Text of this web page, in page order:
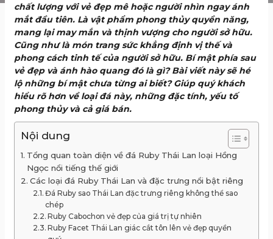
chất lượng với vẻ đẹp mê hoặc người nhìn ngay ánh
mắt đầu tiên. Là vật phẩm phong thủy quyền năng,
mang lại may mắn và thịnh vượng cho người sở hữu.
Cũng như là món trang sức khẳng định vị thế và
phong cách tinh tế của người sở hữu. Bí mật phía sau
vẻ đẹp và ánh hào quang đó là gì? Bài viết này sẽ hé
lộ những bí mật chưa từng ai biết? Giúp quý khách
hiểu rõ hơn về loại đá này, những đặc tính, yếu tố
phong thủy và cả giá bán.
Nội dung
Tổng quan toàn diện về đá Ruby Thái Lan loại Hồng
Ngọc nổi tiếng thế giới
Các loại đá Ruby Thái Lan và đặc trưng nổi bật riêng
Đá Ruby sao Thái Lan đặc trưng riêng không thể sao
chép
Ruby Cabochon vẻ đẹp của giá trị tự nhiên
Ruby Facet Thái Lan giác cắt tôn lên vẻ đẹp quyền